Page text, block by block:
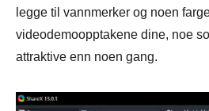
legge til vannmerker og noen
videodemoopptakene dine, noe
attraktive enn noen gang.